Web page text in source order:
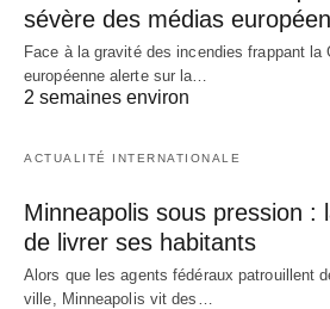
sévère des médias
Face à la gravité des incendies frappant la
européenne alerte sur la…
2 semaines environ
ACTUALITÉ INTERNATIONALE
Minneapolis sous pression :
de livrer ses habitants
Alors que les agents fédéraux patrouillent
ville, Minneapolis vit des…